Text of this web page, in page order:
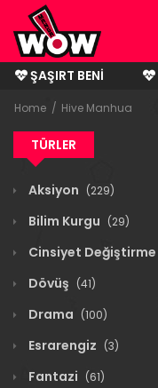
ŞAŞIRT BENI
BITMIŞ MANGALAR
Home Hive Manhua
TÜRLER
Aksiyon (229)
Bilim Kurgu (29)
Cinsiyet Değiştirme
Dövüş (41)
Drama (100)
Esrarengiz (3)
Fantazi (61)